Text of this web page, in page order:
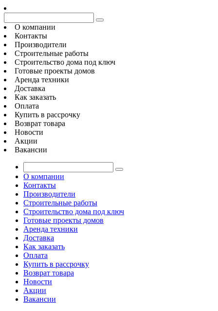
О компании
Контакты
Производители
Строительные работы
Строительство дома под ключ
Готовые проекты домов
Аренда техники
Доставка
Как заказать
Оплата
Купить в рассрочку
Возврат товара
Новости
Акции
Вакансии
О компании
Контакты
Производители
Строительные работы
Строительство дома под ключ
Готовые проекты домов
Аренда техники
Доставка
Как заказать
Оплата
Купить в рассрочку
Возврат товара
Новости
Акции
Вакансии